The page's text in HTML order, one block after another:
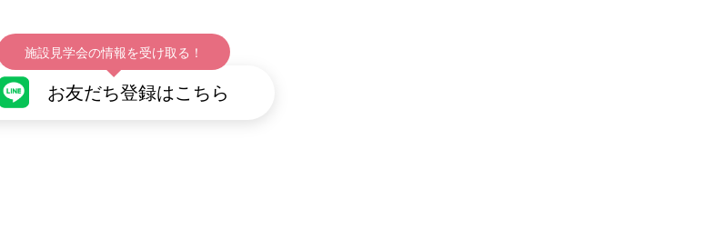
施設見学会の情報を受け取る！
お友だち登録はこちら